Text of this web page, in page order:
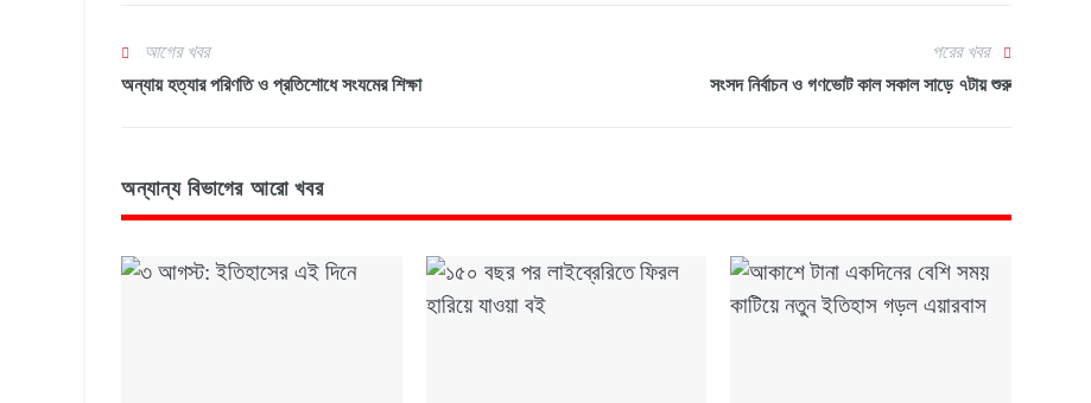
আগের খবর
অন্যায় হত্যার পরিণতি ও প্রতিশোধে সংযমের শিক্ষা
পরের খবর
সংসদ নির্বাচন ও গণভোট কাল সকাল সাড়ে ৭টায় শুরু
অন্যান্য বিভাগের আরো খবর